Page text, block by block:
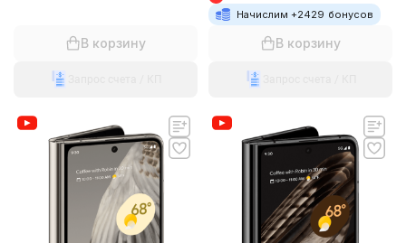
В корзину
Начислим +2429 бонусов
В корзину